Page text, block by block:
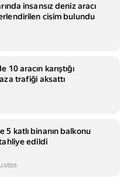
insansız deniz aracı
cisim bulundu
10 aracın karıştığı
trafiği aksattı
5 katlı binanın balkonu
edildi